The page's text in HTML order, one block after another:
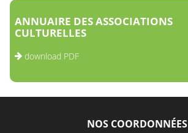
ANNUAIRE DES ASSOCIATIONS
CULTURELLES
download PDF
NOS COORDONNÉES